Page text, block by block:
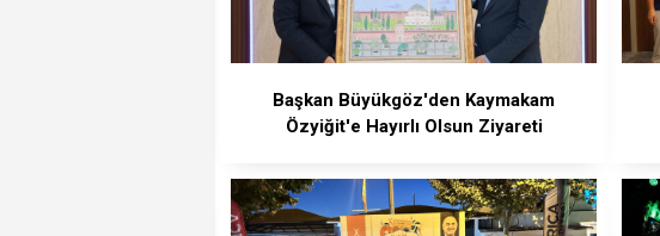
Başkan Büyükgöz'den Kaymakam
Özyiğit'e Hayırlı Olsun Ziyareti